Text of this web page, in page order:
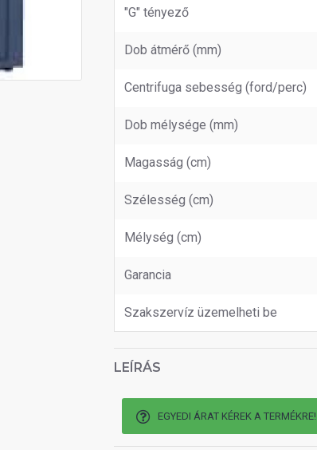
"G" tényező
Dob átmérő (mm)
Centrifuga sebesség (ford/perc)
Dob mélysége (mm)
Magasság (cm)
Szélesség (cm)
Mélység (cm)
Garancia
Szakszervíz üzemelheti be
LEÍRÁS
EGYEDI ÁRAT KÉREK A TERMÉKRE!